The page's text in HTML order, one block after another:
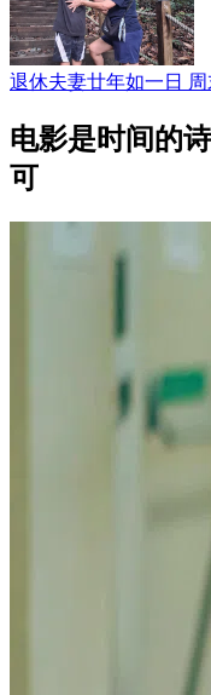
退休夫妻廿年如一日
电影是时间的
可